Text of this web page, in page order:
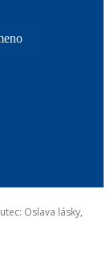
Oslava lásky,